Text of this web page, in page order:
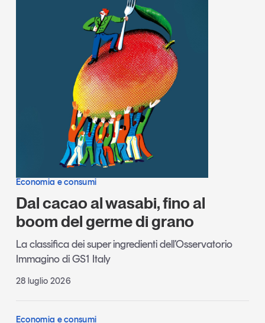
Economia e consumi
Dal cacao al wasabi, fino al
boom del germe di grano
La classifica dei super ingredienti dell’Osservatorio
Immagino di GS1 Italy
28 luglio 2026
Economia e consumi